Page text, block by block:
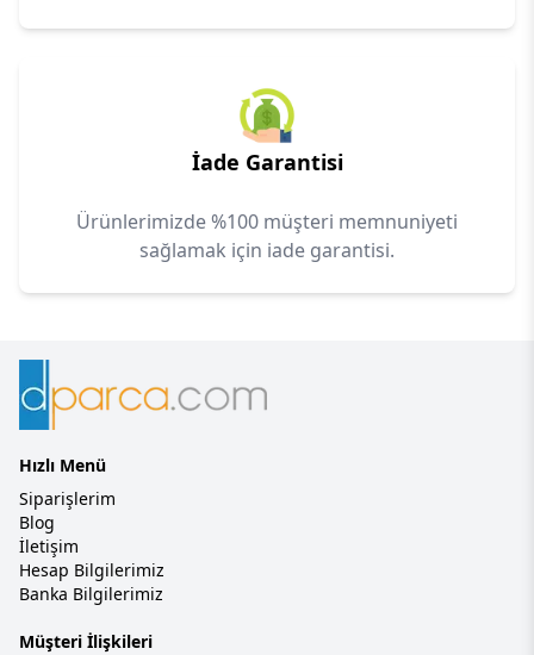
İade Garantisi
Ürünlerimizde %100 müşteri memnuniyeti
sağlamak için iade garantisi.
Hızlı Menü
Siparişlerim
Blog
İletişim
Hesap Bilgilerimiz
Banka Bilgilerimiz
Müşteri İlişkileri